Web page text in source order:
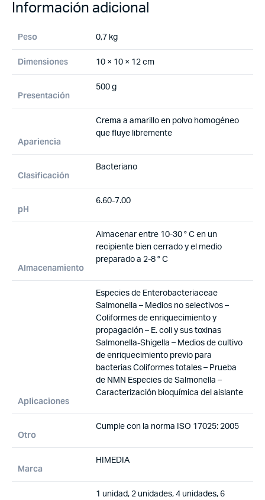
Información adicional
Peso 0,7 kg
Dimensiones 10 × 10 × 12 cm
Presentación
500 g
Apariencia
Crema a amarillo en polvo homogéneo
que fluye libremente
Clasificación
Bacteriano
pH
6.60-7.00
Almacenamiento
Almacenar entre 10-30 ° C en un
recipiente bien cerrado y el medio
preparado a 2-8 ° C
Aplicaciones
Especies de Enterobacteriaceae
Salmonella – Medios no selectivos –
Coliformes de enriquecimiento y
propagación – E. coli y sus toxinas
Salmonella-Shigella – Medios de cultivo
de enriquecimiento previo para
bacterias Coliformes totales – Prueba
de NMN Especies de Salmonella –
Caracterización bioquímica del aislante
Otro
Cumple con la norma ISO 17025: 2005
Marca
HIMEDIA
1 unidad, 2 unidades, 4 unidades, 6